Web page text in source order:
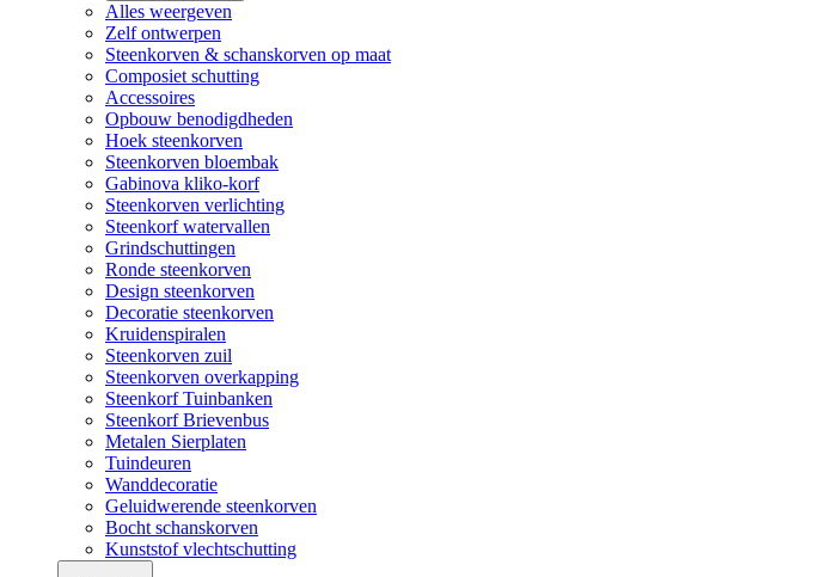
Alles weergeven
Zelf ontwerpen
Steenkorven & schanskorven op maat
Composiet schutting
Accessoires
Opbouw benodigdheden
Hoek steenkorven
Steenkorven bloembak
Gabinova kliko-korf
Steenkorven verlichting
Steenkorf watervallen
Grindschuttingen
Ronde steenkorven
Design steenkorven
Decoratie steenkorven
Kruidenspiralen
Steenkorven zuil
Steenkorven overkapping
Steenkorf Tuinbanken
Steenkorf Brievenbus
Metalen Sierplaten
Tuindeuren
Wanddecoratie
Geluidwerende steenkorven
Bocht schanskorven
Kunststof vlechtschutting